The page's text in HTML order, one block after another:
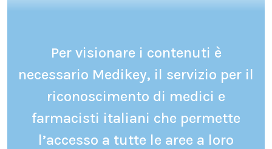
Per visionare i contenuti è
necessario Medikey, il servizio per il
riconoscimento di medici e
farmacisti italiani che permette
l’accesso a tutte le aree a loro